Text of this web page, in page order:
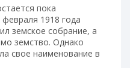
пока
1918 года
земское собрание, а
земство. Однако
свое наименование в